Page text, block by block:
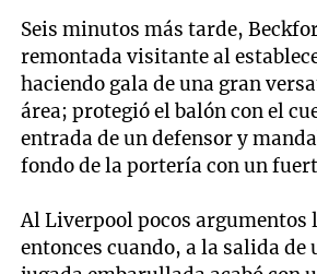
Seis minutos más tarde,
remontada visitante al
haciendo gala de una gran
área; protegió el balón con el
entrada de un defensor y
fondo de la portería con un
Al Liverpool pocos argumentos
entonces cuando, a la salida de